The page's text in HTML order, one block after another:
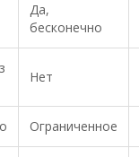
Да,
бесконечно
Нет
Ограниченное